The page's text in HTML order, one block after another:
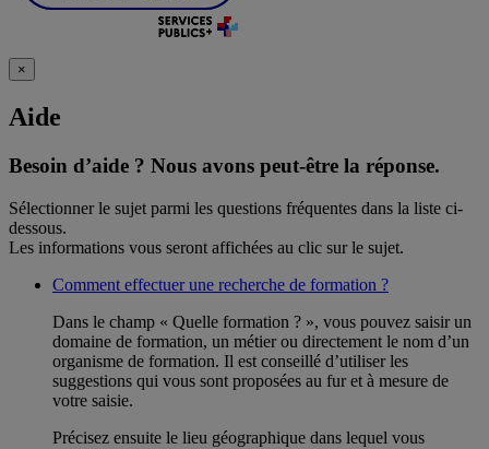
×
Aide
Besoin d’aide ? Nous avons peut-être la réponse.
Sélectionner le sujet parmi les questions fréquentes dans la liste ci-
dessous.
Les informations vous seront affichées au clic sur le sujet.
Comment effectuer une recherche de formation ?
Dans le champ « Quelle formation ? », vous pouvez saisir un
domaine de formation, un métier ou directement le nom d’un
organisme de formation. Il est conseillé d’utiliser les
suggestions qui vous sont proposées au fur et à mesure de
votre saisie.
Précisez ensuite le lieu géographique dans lequel vous